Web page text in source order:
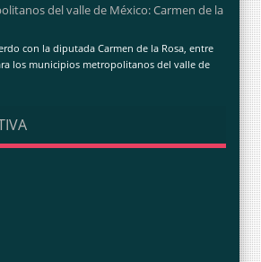
del valle de México: Carmen de la
con la diputada Carmen de la Rosa, entre
los municipios metropolitanos del valle de